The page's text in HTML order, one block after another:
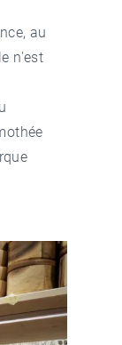
au
n'est